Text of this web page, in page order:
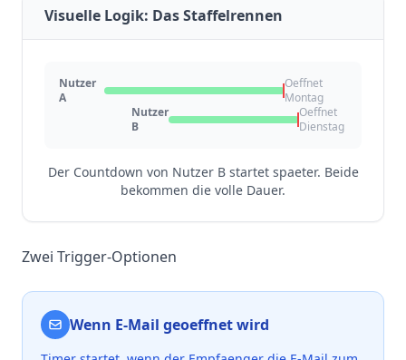
Visuelle Logik: Das Staffelrennen
Nutzer
A
Oeffnet
Montag
Nutzer
B
Oeffnet
Dienstag
Der Countdown von Nutzer B startet spaeter. Beide
bekommen die volle Dauer.
Zwei Trigger-Optionen
Wenn E-Mail geoeffnet wird